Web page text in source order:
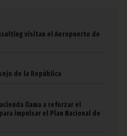
visitan el Aeropuerto de
de la República
llama a reforzar el
impulsar el Plan Nacional de